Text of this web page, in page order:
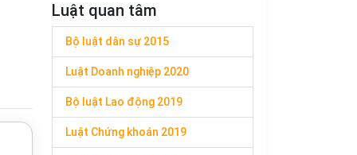
Luật quan tâm
Bộ luật dân sự 2015
Luật Doanh nghiệp 2020
Bộ luật Lao động 2019
Luật Chứng khoán 2019